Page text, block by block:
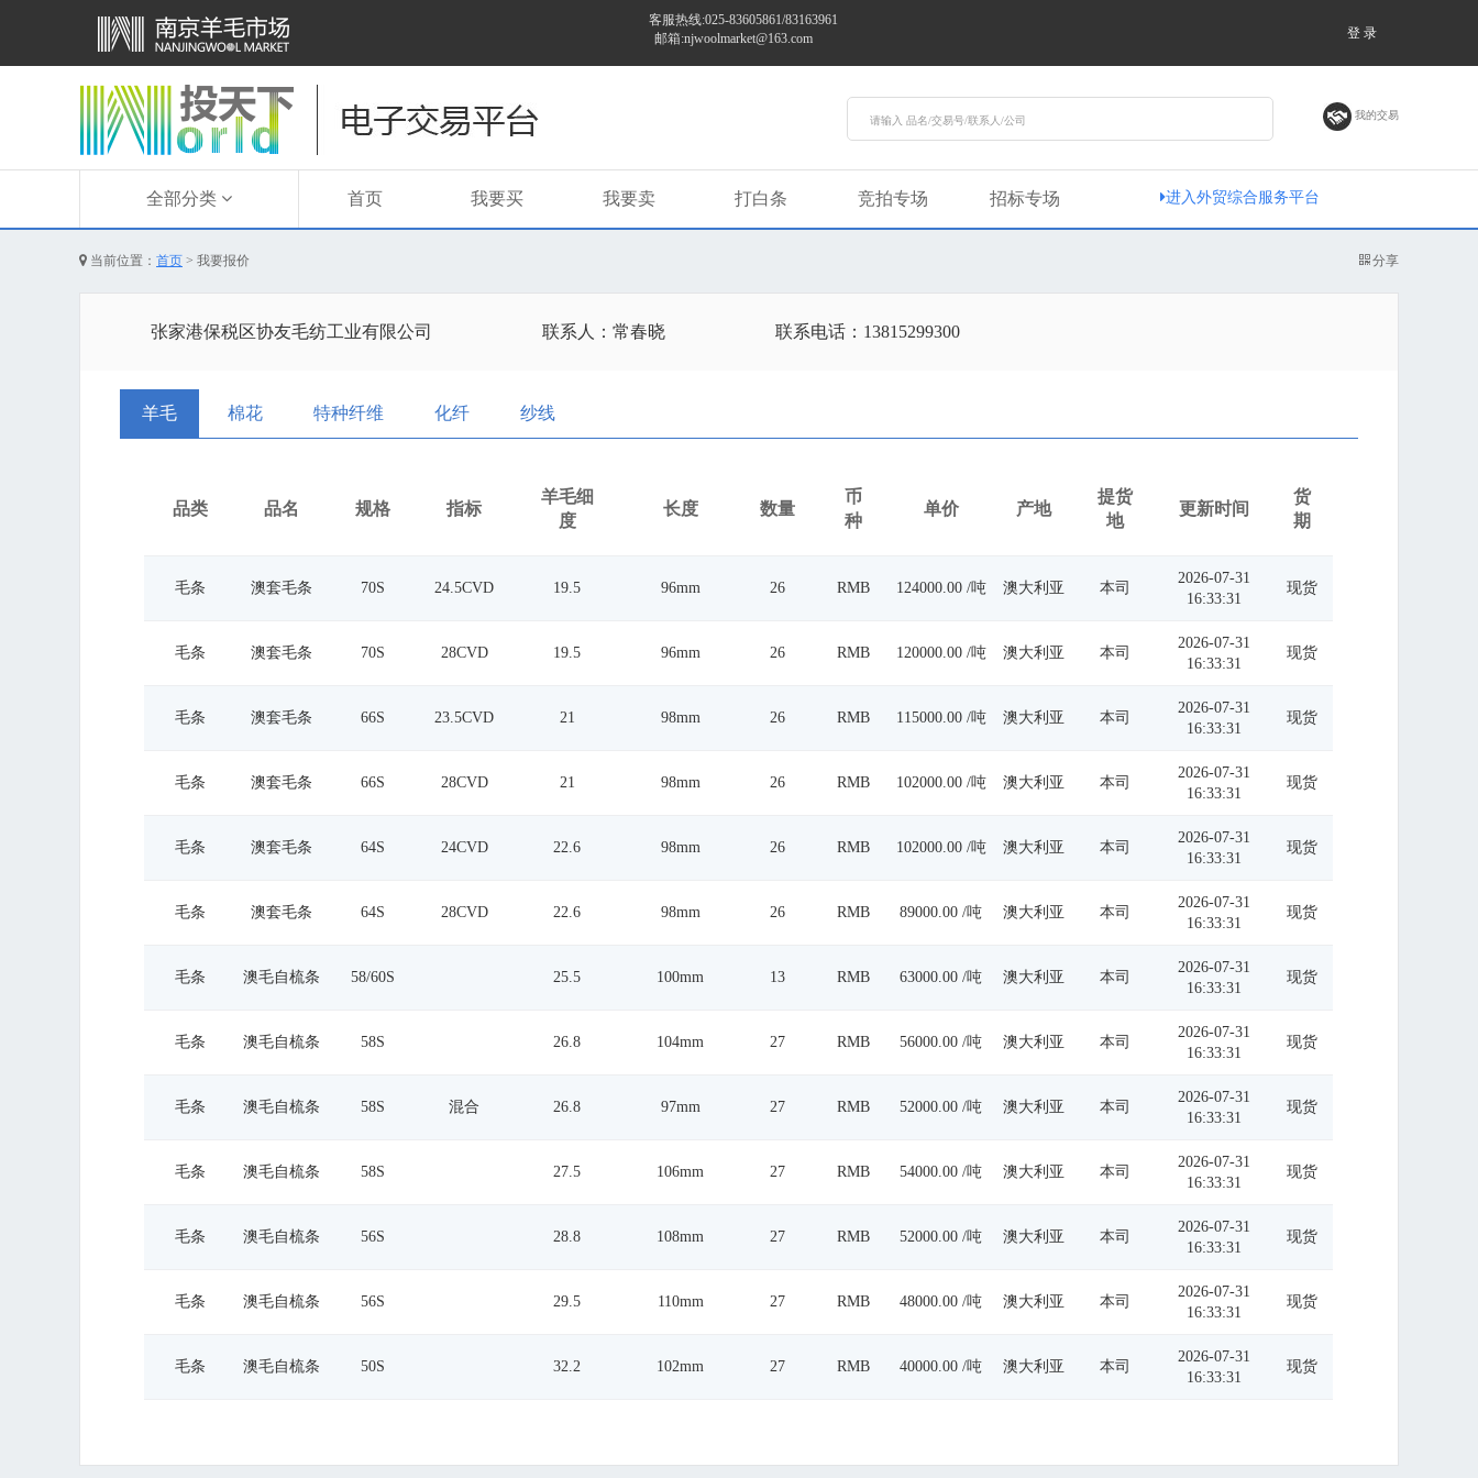
客服热线:025-83605861/83163961
邮箱:njwoolmarket@163.com
登 录
我的交易
全部分类 首页 我要买 我要卖 打白条 竞拍专场 招标专场 进入外贸综合服务平台
当前位置： 首页 > 我要报价 分享
张家港保税区协友毛纺工业有限公司 联系人：常春晓 联系电话：13815299300
羊毛 棉花 特种纤维 化纤 纱线
品类 品名 规格 指标
羊毛细
度
长度 数量
币
种
单价 产地
提货
地
更新时间
货
期
毛条 澳套毛条 70S 24.5CVD 19.5 96mm 26 RMB 124000.00 /吨 澳大利亚 本司
2026-07-31
16:33:31
现货
毛条 澳套毛条 70S 28CVD 19.5 96mm 26 RMB 120000.00 /吨 澳大利亚 本司
2026-07-31
16:33:31
现货
毛条 澳套毛条 66S 23.5CVD 21 98mm 26 RMB 115000.00 /吨 澳大利亚 本司
2026-07-31
16:33:31
现货
毛条 澳套毛条 66S 28CVD 21 98mm 26 RMB 102000.00 /吨 澳大利亚 本司
2026-07-31
16:33:31
现货
毛条 澳套毛条 64S 24CVD 22.6 98mm 26 RMB 102000.00 /吨 澳大利亚 本司
2026-07-31
16:33:31
现货
毛条 澳套毛条 64S 28CVD 22.6 98mm 26 RMB 89000.00 /吨 澳大利亚 本司
2026-07-31
16:33:31
现货
毛条 澳毛自梳条 58/60S 25.5 100mm 13 RMB 63000.00 /吨 澳大利亚 本司
2026-07-31
16:33:31
现货
毛条 澳毛自梳条 58S 26.8 104mm 27 RMB 56000.00 /吨 澳大利亚 本司
2026-07-31
16:33:31
现货
毛条 澳毛自梳条 58S 混合 26.8 97mm 27 RMB 52000.00 /吨 澳大利亚 本司
2026-07-31
16:33:31
现货
毛条 澳毛自梳条 58S 27.5 106mm 27 RMB 54000.00 /吨 澳大利亚 本司
2026-07-31
16:33:31
现货
毛条 澳毛自梳条 56S 28.8 108mm 27 RMB 52000.00 /吨 澳大利亚 本司
2026-07-31
16:33:31
现货
毛条 澳毛自梳条 56S 29.5 110mm 27 RMB 48000.00 /吨 澳大利亚 本司
2026-07-31
16:33:31
现货
毛条 澳毛自梳条 50S 32.2 102mm 27 RMB 40000.00 /吨 澳大利亚 本司
2026-07-31
16:33:31
现货